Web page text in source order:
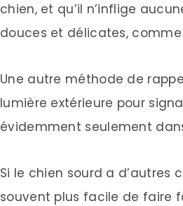
chien, et qu’il n’inflige
douces et délicates,
Une autre méthode de
lumière extérieure pour
évidemment seulement
Si le chien sourd a
souvent plus facile de faire